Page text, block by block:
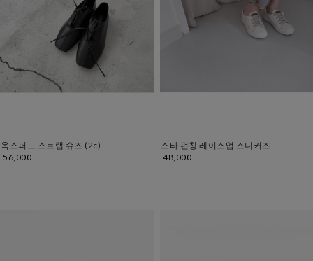
옥스퍼드 스트랩 슈즈 (2c)
56,000
스타 펀칭 레이스업 스니커즈
48,000